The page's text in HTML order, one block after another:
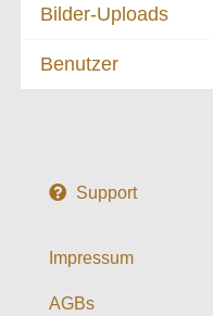
Bilder-Uploads
Benutzer
Support
Impressum
AGBs